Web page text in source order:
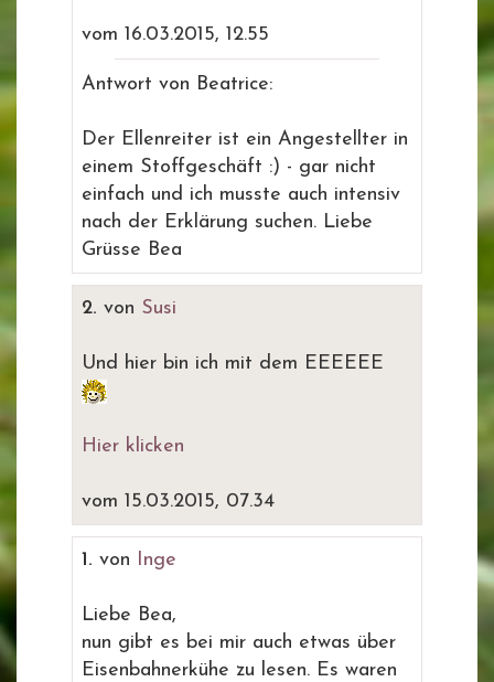
vom 16.03.2015, 12.55
Antwort von Beatrice:
Der Ellenreiter ist ein Angestellter in
einem Stoffgeschäft :) - gar nicht
einfach und ich musste auch intensiv
nach der Erklärung suchen. Liebe
Grüsse Bea
2. von Susi
Und hier bin ich mit dem EEEEEE
Hier klicken
vom 15.03.2015, 07.34
1. von Inge
Liebe Bea,
nun gibt es bei mir auch etwas über
Eisenbahnerkühe zu lesen. Es waren